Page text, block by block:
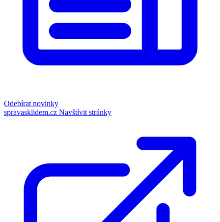
Odebírat novinky
spravasklidem.cz Navštívit stránky